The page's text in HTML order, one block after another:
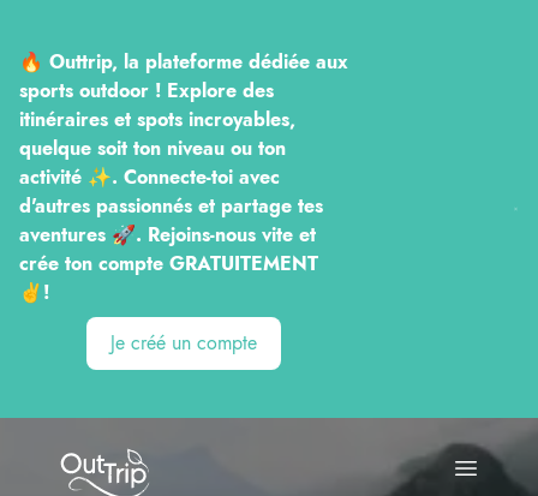
🔥 Outtrip, la plateforme dédiée aux
sports outdoor ! Explore des
itinéraires et spots incroyables,
quelque soit ton niveau ou ton
activité ✨. Connecte-toi avec
d'autres passionnés et partage tes
aventures 🚀. Rejoins-nous vite et
crée ton compte GRATUITEMENT
✌️!
Je créé un compte
Outtrip
Open